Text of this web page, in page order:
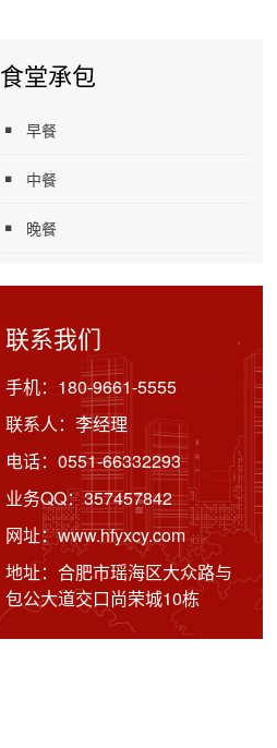
食堂承包
早餐
中餐
晚餐
联系我们
手机： 180-9661-5555
联系人： 李经理
电话： 0551-66332293
业务QQ：357457842
网址：www.hfyxcy.com
地址： 合肥市瑶海区大众路与
包公大道交口尚荣城10栋